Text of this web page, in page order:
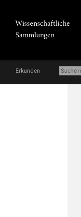
Wissenschaftliche
Sammlungen
Erkunden